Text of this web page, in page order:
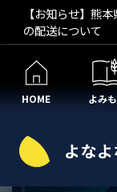
【お知らせ】熊
の配送について
HOME よみ